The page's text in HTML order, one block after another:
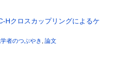
Hクロスカップリングによるケ
者のつぶやき , 論文